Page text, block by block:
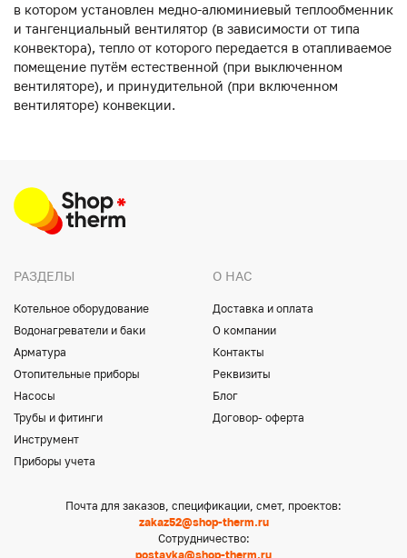
в котором установлен медно-алюминиевый теплообменник
и тангенциальный вентилятор (в зависимости от типа
конвектора), тепло от которого передается в отапливаемое
помещение путём естественной (при выключенном
вентиляторе), и принудительной (при включенном
вентиляторе) конвекции.
РАЗДЕЛЫ
Котельное оборудование
Водонагреватели и баки
Арматура
Отопительные приборы
Насосы
Трубы и фитинги
Инструмент
Приборы учета
О НАС
Доставка и оплата
О компании
Контакты
Реквизиты
Блог
Договор- оферта
Почта для заказов, спецификации, смет, проектов:
zakaz52@shop-therm.ru
Сотрудничество:
postavka@shop-therm.ru